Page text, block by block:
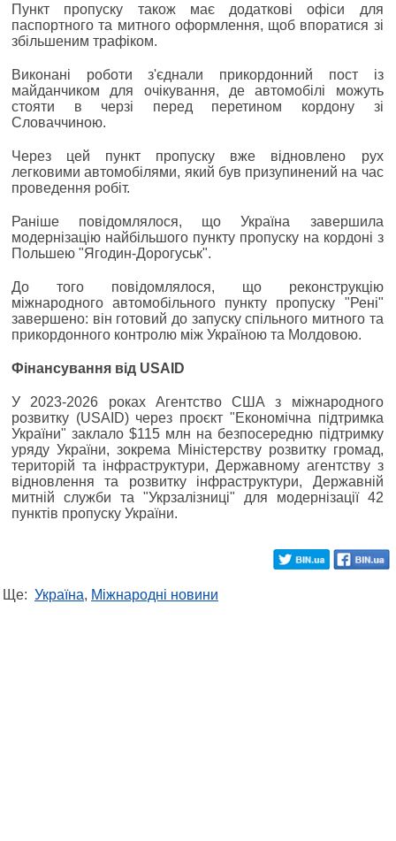
Пункт пропуску також має додаткові офіси для
паспортного та митного оформлення, щоб впоратися зі
збільшеним трафіком.
Виконані роботи з'єднали прикордонний пост із
майданчиком для очікування, де автомобілі можуть
стояти в черзі перед перетином кордону зі
Словаччиною.
Через цей пункт пропуску вже відновлено рух
легковими автомобілями, який був призупинений на час
проведення робіт.
Раніше повідомлялося, що Україна завершила
модернізацію найбільшого пункту пропуску на кордоні з
Польшею "Ягодин-Дорогуськ".
До того повідомлялося, що реконструкцію
міжнародного автомобільного пункту пропуску "Рені"
завершено: він готовий до запуску спільного митного та
прикордонного контролю між Україною та Молдовою.
Фінансування від USAID
У 2023-2026 роках Агентство США з міжнародного
розвитку (USAID) через проєкт "Економічна підтримка
України" заклало $115 млн на безпосередню підтримку
уряду України, зокрема Міністерству розвитку громад,
територій та інфраструктури, Державному агентству з
відновлення та розвитку інфраструктури, Державній
митній служби та "Укрзалізниці" для модернізації 42
пунктів пропуску України.
Ще: Україна, Міжнародні новини